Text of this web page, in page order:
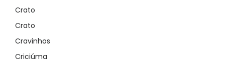
Crato
Crato
Cravinhos
Criciúma